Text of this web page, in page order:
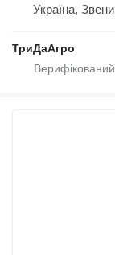
Україна,
ТриДаАгро